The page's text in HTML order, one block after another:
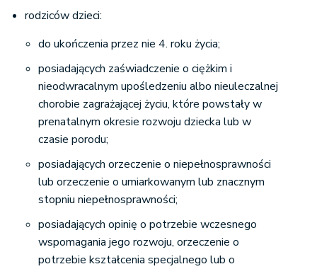
rodziców dzieci:
do ukończenia przez nie 4. roku życia;
posiadających zaświadczenie o ciężkim i
nieodwracalnym upośledzeniu albo nieuleczalnej
chorobie zagrażającej życiu, które powstały w
prenatalnym okresie rozwoju dziecka lub w
czasie porodu;
posiadających orzeczenie o niepełnosprawności
lub orzeczenie o umiarkowanym lub znacznym
stopniu niepełnosprawności;
posiadających opinię o potrzebie wczesnego
wspomagania jego rozwoju, orzeczenie o
potrzebie kształcenia specjalnego lub o